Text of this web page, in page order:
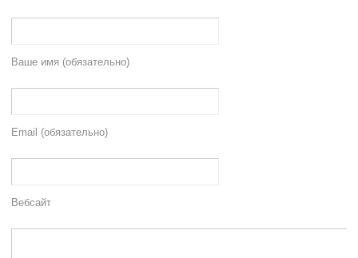
Ваше имя (обязательно)
Email (обязательно)
Вебсайт